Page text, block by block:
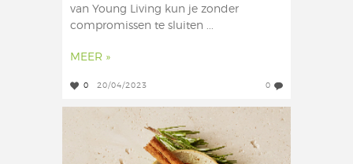
van Young Living kun je zonder
compromissen te sluiten ...
MEER »
0 20/04/2023 0